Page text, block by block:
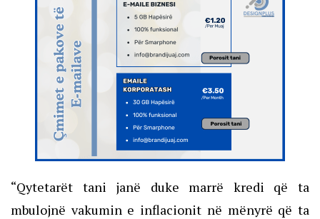
“Qytetarët tani janë duke marrë kredi që ta
mbulojnë vakumin e inflacionit në mënyrë që ta